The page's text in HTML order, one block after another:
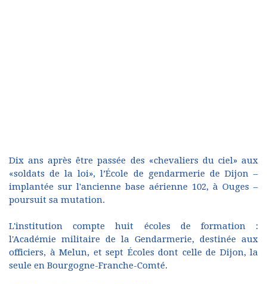
Dix ans après être passée des «chevaliers du ciel» aux
«soldats de la loi», l’École de gendarmerie de Dijon –
implantée sur l'ancienne base aérienne 102, à Ouges –
poursuit sa mutation.
L'institution compte huit écoles de formation :
l'Académie militaire de la Gendarmerie, destinée aux
officiers, à Melun, et sept Écoles dont celle de Dijon, la
seule en Bourgogne-Franche-Comté.